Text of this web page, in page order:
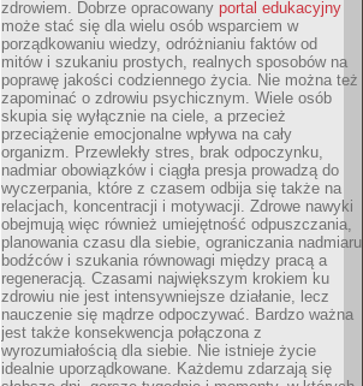
zdrowiem. Dobrze opracowany portal edukacyjny
może stać się dla wielu osób wsparciem w
porządkowaniu wiedzy, odróżnianiu faktów od
mitów i szukaniu prostych, realnych sposobów na
poprawę jakości codziennego życia. Nie można też
zapominać o zdrowiu psychicznym. Wiele osób
skupia się wyłącznie na ciele, a przecież
przeciążenie emocjonalne wpływa na cały
organizm. Przewlekły stres, brak odpoczynku,
nadmiar obowiązków i ciągła presja prowadzą do
wyczerpania, które z czasem odbija się także na
relacjach, koncentracji i motywacji. Zdrowe nawyki
obejmują więc również umiejętność odpuszczania,
planowania czasu dla siebie, ograniczania nadmiaru
bodźców i szukania równowagi między pracą a
regeneracją. Czasami największym krokiem ku
zdrowiu nie jest intensywniejsze działanie, lecz
nauczenie się mądrze odpoczywać. Bardzo ważna
jest także konsekwencja połączona z
wyrozumiałością dla siebie. Nie istnieje życie
idealnie uporządkowane. Każdemu zdarzają się